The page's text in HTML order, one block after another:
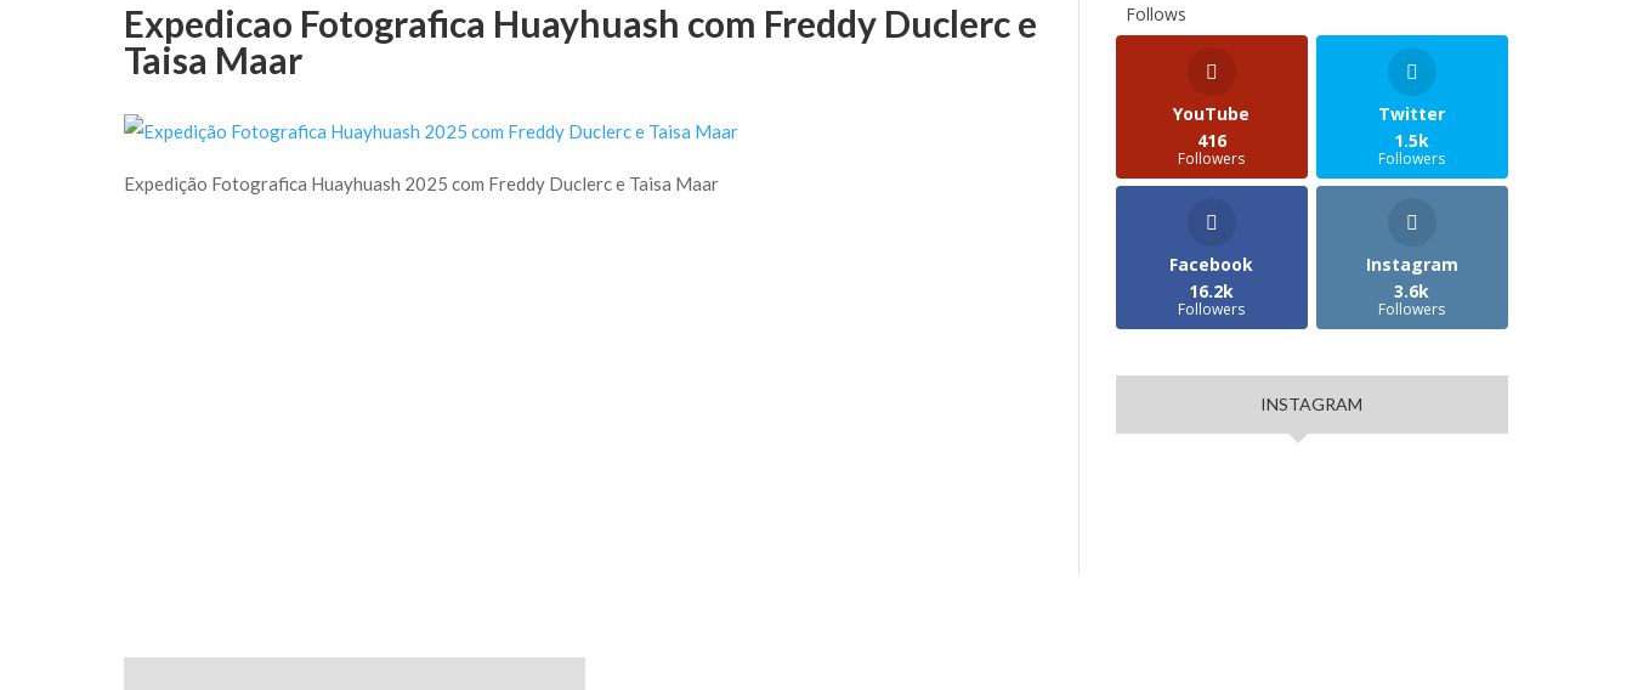
Expedicao Fotografica Huayhuash com Freddy Duclerc e
Taisa Maar
Expedição Fotografica Huayhuash 2025 com Freddy Duclerc e Taisa Maar
Follows
YouTube
416
Followers
Twitter
1.5k
Followers
Facebook
16.2k
Followers
Instagram
3.6k
Followers
INSTAGRAM